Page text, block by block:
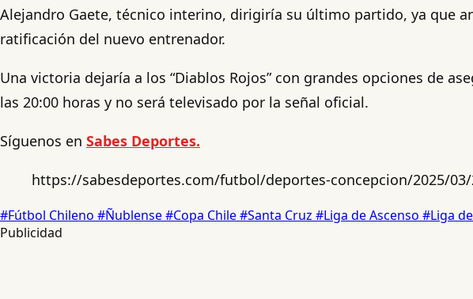
Alejandro Gaete, técnico interino, dirigiría su último partido, ya que
ratificación del nuevo entrenador.
Una victoria dejaría a los “Diablos Rojos” con grandes opciones de
las 20:00 horas y no será televisado por la señal oficial.
Síguenos en Sabes Deportes.
https://sabesdeportes.com/futbol/deportes-concepcion/2025/
#Fútbol Chileno #Ñublense#Copa Chile#Santa Cruz #Liga de Ascenso #Liga
Publicidad